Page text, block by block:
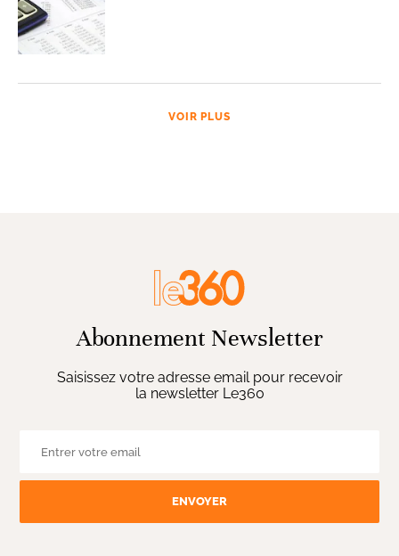
VOIR PLUS
Abonnement Newsletter
Saisissez votre adresse email pour recevoir
la newsletter Le360
ENVOYER